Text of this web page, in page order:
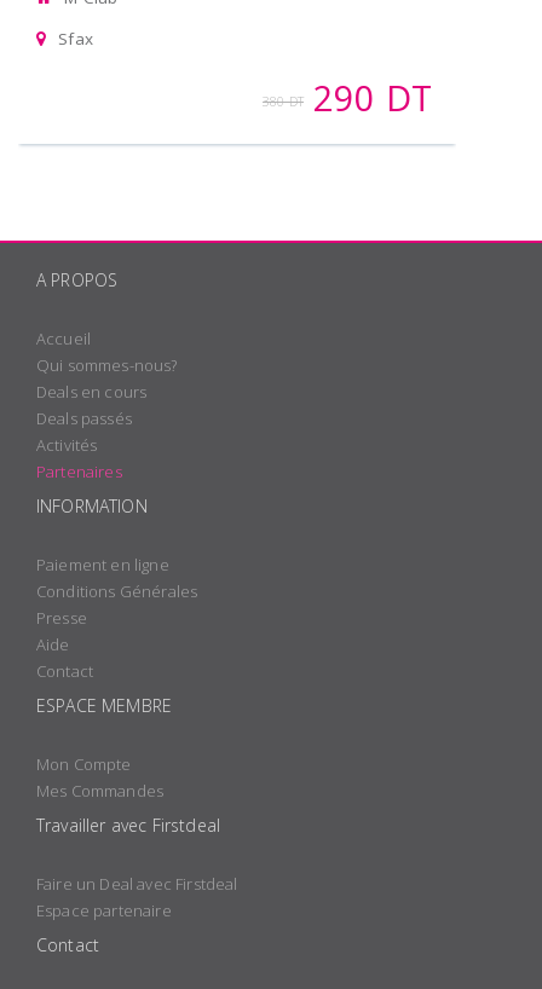
Sfax
290 DT
380 DT
A PROPOS
Accueil
Qui sommes-nous?
Deals en cours
Deals passés
Activités
Partenaires
INFORMATION
Paiement en ligne
Conditions Générales
Presse
Aide
Contact
ESPACE MEMBRE
Mon Compte
Mes Commandes
Travailler avec Firstdeal
Faire un Deal avec Firstdeal
Espace partenaire
Contact